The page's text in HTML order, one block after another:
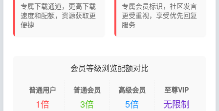
专属下载通道，更高下载
速度和配额，资源获取更
便捷
专属会员标识，社区发言
更受重视，享受优先回复
服务
会员等级浏览配额对比
普通用户
1倍
普通会员
3倍
高级会员
5倍
至尊VIP
无限制